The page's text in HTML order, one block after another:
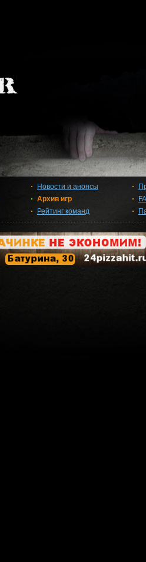
Новости и анонсы
Архив игр
Рейтинг команд